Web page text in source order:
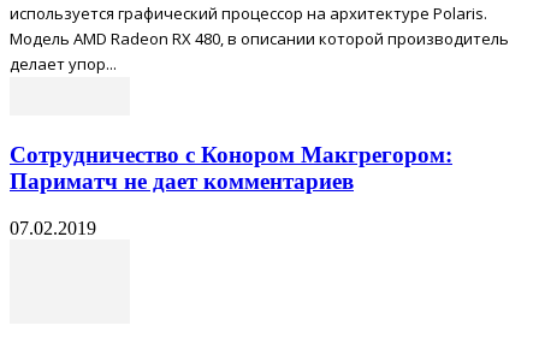
используется графический процессор на архитектуре Polaris.
Модель AMD Radeon RX 480, в описании которой производитель
делает упор...
Сотрудничество с Конором Макгрегором:
Париматч не дает комментариев
07.02.2019